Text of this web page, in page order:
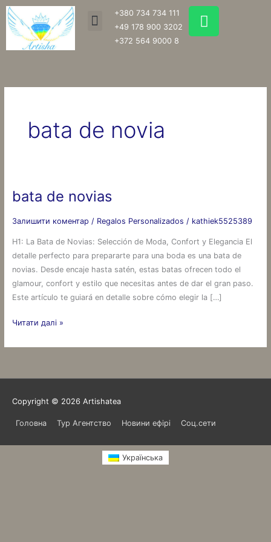
Перейти
до
вмісту
Menu
+380 734 734 111
+49 178 900 3202
+372 564 9000 8
W
h
a
bata de novia
bata de novias
Залишити коментар / Regalos Personalizados / kathiek5525389
H1: La Bata de Novias: Selección de Moda, Confort y Elegancia El
detalle perfecto para prepararte para una boda es una bata de
novias. Desde encaje hasta satén, estas batas ofrecen todo el
glamour, confort y estilo que necesitas antes de dar el gran paso.
Este artículo te guiará en detalle sobre cómo elegir la […]
bata
novias
Читати далі »
Copyright © 2026 Artishatea
Головна Тур Агентство Новини ефірі Соц.сети
Українська